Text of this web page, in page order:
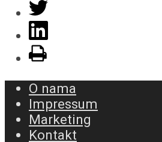
O nama
Impressum
Marketing
Kontakt